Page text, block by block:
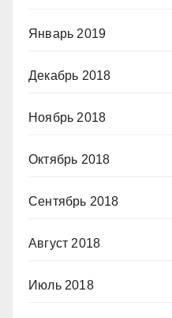
Январь 2019
Декабрь 2018
Ноябрь 2018
Октябрь 2018
Сентябрь 2018
Август 2018
Июль 2018